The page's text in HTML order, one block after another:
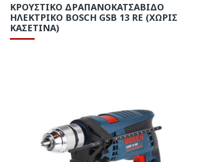
ΚΡΟΥΣΤΙΚΟ ΔΡΑΠΑΝΟΚΑΤΣΑΒΙΔΟ
ΗΛΕΚΤΡΙΚΟ BOSCH GSB 13 RE (ΧΩΡΙΣ
ΚΑΣΕΤΙΝΑ)